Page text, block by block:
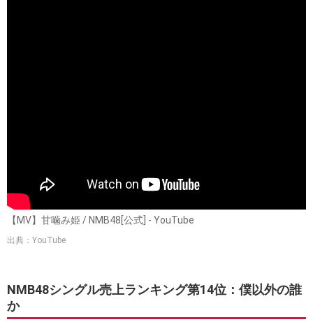
【MV】甘噛み姫 / NMB48[公式] - YouTube
出典：YouTube
NMB48シングル売上ランキング第14位：僕以外の誰
か